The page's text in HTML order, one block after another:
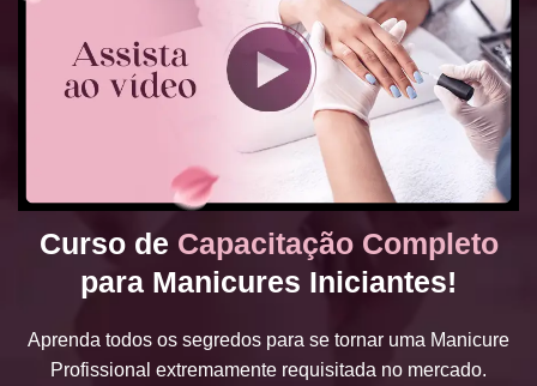
Curso de Capacitação Completo
para Manicures Iniciantes!
Aprenda todos os segredos para se tornar uma Manicure
Profissional extremamente requisitada no mercado.